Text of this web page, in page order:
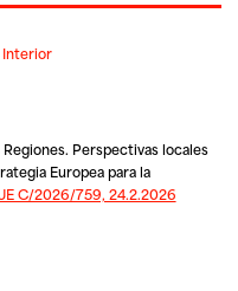
Interior
Perspectivas locales
Europea para la
C/2026/759, 24.2.2026